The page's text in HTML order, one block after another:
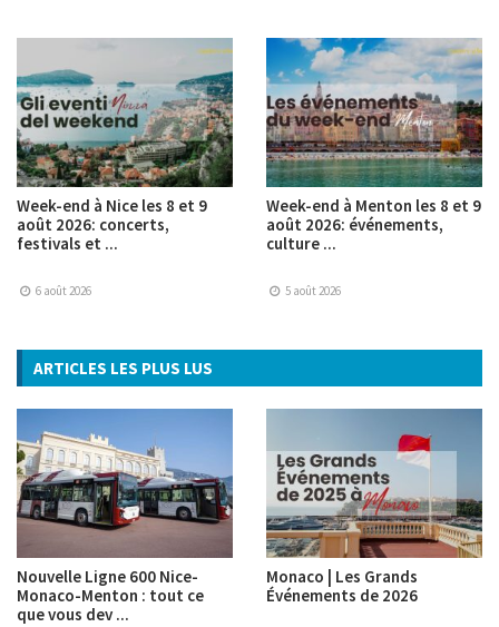
Week-end à Nice les 8 et 9
août 2026: concerts,
festivals et ...
6 août 2026
Week-end à Menton les 8 et 9
août 2026: événements,
culture ...
5 août 2026
ARTICLES LES PLUS LUS
Nouvelle Ligne 600 Nice-
Monaco-Menton : tout ce
que vous dev ...
Monaco | Les Grands
Événements de 2026